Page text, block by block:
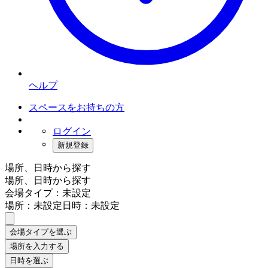
ヘルプ
スペースをお持ちの方
ログイン
新規登録
場所、日時から探す
場所、日時から探す
会場タイプ：未設定
場所：未設定日時：未設定
会場タイプを選ぶ
場所を入力する
日時を選ぶ